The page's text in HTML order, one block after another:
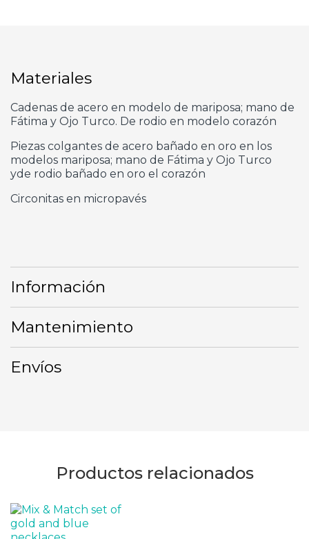
Materiales
Cadenas de acero en modelo de mariposa; mano de
Fátima y Ojo Turco. De rodio en modelo corazón
Piezas colgantes de acero bañado en oro en los
modelos mariposa; mano de Fátima y Ojo Turco
yde rodio bañado en oro el corazón
Circonitas en micropavés
Información
Mantenimiento
Envíos
Productos relacionados